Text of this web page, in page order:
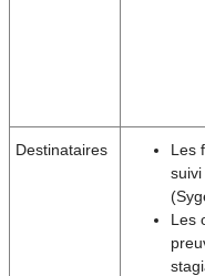
Destinataires
Les
Les